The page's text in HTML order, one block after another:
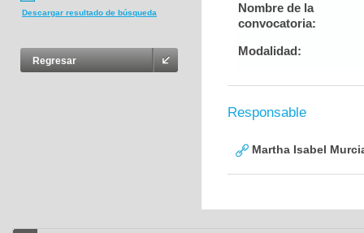
Descargar resultado de búsqueda
Regresar
Nombre de la
convocatoria:
Modalidad:
Responsable
Martha Isabel